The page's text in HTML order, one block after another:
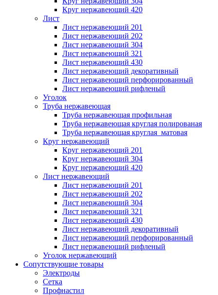
Круг нержавеющий 420
Лист
Лист нержавеющий 201
Лист нержавеющий 202
Лист нержавеющий 304
Лист нержавеющий 321
Лист нержавеющий 430
Лист нержавеющий декоративный
Лист нержавеющий перфорированный
Лист нержавеющий рифленый
Уголок
Труба нержавеющая
Труба нержавеющая профильная
Труба нержавеющая круглая полированая
Труба нержавеющая круглая матовая
Круг нержавеющий
Круг нержавеющий 201
Круг нержавеющий 304
Круг нержавеющий 420
Лист нержавеющий
Лист нержавеющий 201
Лист нержавеющий 202
Лист нержавеющий 304
Лист нержавеющий 321
Лист нержавеющий 430
Лист нержавеющий декоративный
Лист нержавеющий перфорированный
Лист нержавеющий рифленый
Уголок нержавеющий
Cопутствующие товары
Электроды
Сетка
Профнастил